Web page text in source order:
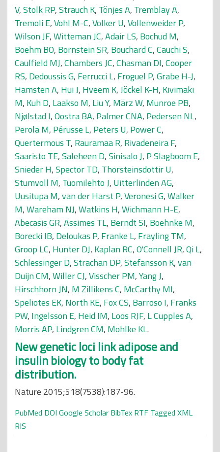
V,Stolk RP,Strauch K, Tönjes A, Tremblay A,
Tremoli E,Vohl M-C,Völker U,Vollenweider P,
Wilson JF,Witteman JC,Adair LS, Bochud M,
Boehm BO, Bornstein SR, Bouchard C,Cauchi S,
Caulfield MJ,Chambers JC,Chasman DI,Cooper
RS, Dedoussis G, Ferrucci L, Froguel P,Grabe H-J,
Hamsten A, Hui J, Hveem K,Jöckel K-H, Kivimaki
M, Kuh D, Laakso M, Liu Y, März W, Munroe PB,
Njølstad I,Oostra BA, Palmer CNA, Pedersen NL,
Perola M, Pérusse L, Peters U, Power C,
Quertermous T, Rauramaa R, Rivadeneira F,
Saaristo TE,Saleheen D,Sinisalo J, P Slagboom E,
Snieder H,Spector TD, Thorsteinsdottir U,
Stumvoll M, Tuomilehto J, Uitterlinden AG,
Uusitupa M,van der Harst P,Veronesi G,Walker
M,Wareham NJ,Watkins H,Wichmann H-E,
Abecasis GR,Assimes TL, Berndt SI, Boehnke M,
Borecki IB, Deloukas P, Franke L, Frayling TM,
Groop LC, Hunter DJ, Kaplan RC,O'Connell JR,Qi L,
Schlessinger D,Strachan DP,Stefansson K,van
Duijn CM,Willer CJ,Visscher PM,Yang J,
Hirschhorn JN, M Zillikens C, McCarthy MI,
Speliotes EK, North KE, Fox CS, Barroso I, Franks
PW, Ingelsson E, Heid IM, Loos RJF, L Cupples A,
Morris AP, Lindgren CM, Mohlke KL.
New genetic loci link adipose and
insulin biology to body fat
distribution.
Nature 2015;518(7538):187-96.
PubMed DOI Google Scholar BibTex RTF Tagged XML
RIS